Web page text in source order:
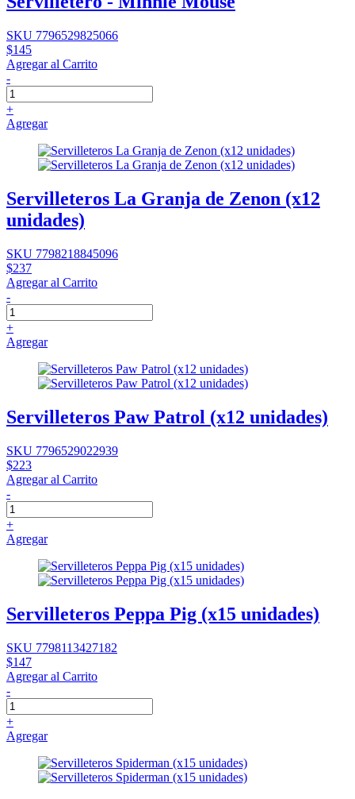
SKU 7796529825066
$145
Agregar al Carrito
-
+
Agregar
Servilleteros La Granja de Zenon (x12
unidades)
SKU 7798218845096
$237
Agregar al Carrito
-
+
Agregar
Servilleteros Paw Patrol (x12 unidades)
SKU 7796529022939
$223
Agregar al Carrito
-
+
Agregar
Servilleteros Peppa Pig (x15 unidades)
SKU 7798113427182
$147
Agregar al Carrito
-
+
Agregar